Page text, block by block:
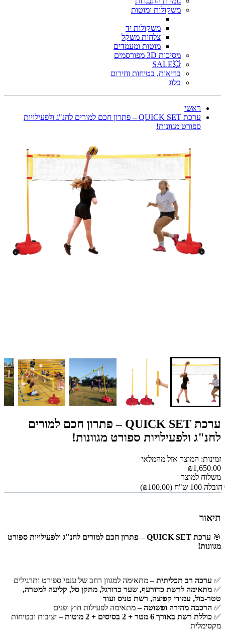
משקולות ומוטות
משקולות יד
צלחות משקל
מוטות ומעמדים
מסיכות 3D מפורסמים
💥SALE
בריאות, בטיחות וחירום
בלוג
ראשי
ערכת QUICK SET – פתרון חכם למורים לחנ"ג ולפעילויות
ספורט מגוונות!
ערכת QUICK SET – פתרון חכם למורים
לחנ"ג ולפעילויות ספורט מגוונות!
זמינות: המוצר אזל מהמלאי
₪1,650.00
משלוח למוצר
הובלה 100 ש"ח
(₪100.00)
תיאור
🎯
ערכת QUICK SET – פתרון חכם למורים לחנ"ג ולפעילויות ספורט
מגוונות!
✅ ערכה רב תכליתית – מתאימה למגוון רחב של ענפי ספורט ותרגילים
✅ מתאימה לרשת כדורעף, שער כדורגל, מתקן סל, קליעה למטרה,
טטר-בול, עמודי קפיצה, רשת טניס ועוד
✅ הרכבה מהירה ופשוטה – מתאימה לפעילות חוץ ופנים
✅ כוללת רשת באורך 6 מטר + 2 בסיסים + 2 מוטות
– יציבות ובטיחות
מקסימלית